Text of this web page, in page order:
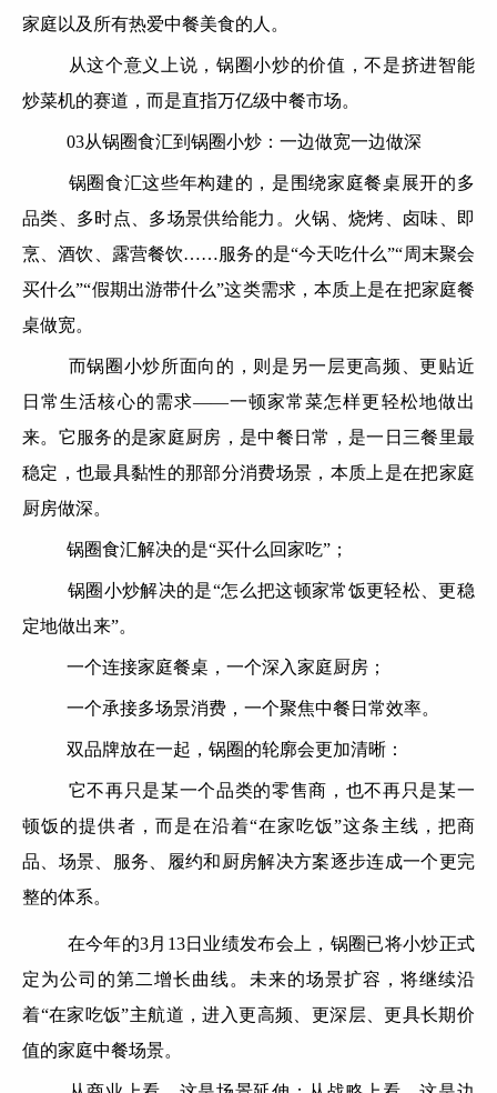
家庭以及所有热爱中餐美食的人。
从这个意义上说，锅圈小炒的价值，不是挤进智能
炒菜机的赛道，而是直指万亿级中餐市场。
03从锅圈食汇到锅圈小炒：一边做宽一边做深
锅圈食汇这些年构建的，是围绕家庭餐桌展开的多
品类、多时点、多场景供给能力。火锅、烧烤、卤味、即
烹、酒饮、露营餐饮……服务的是“今天吃什么”“周末聚会
买什么”“假期出游带什么”这类需求，本质上是在把家庭餐
桌做宽。
而锅圈小炒所面向的，则是另一层更高频、更贴近
日常生活核心的需求——一顿家常菜怎样更轻松地做出
来。它服务的是家庭厨房，是中餐日常，是一日三餐里最
稳定，也最具黏性的那部分消费场景，本质上是在把家庭
厨房做深。
锅圈食汇解决的是“买什么回家吃”；
锅圈小炒解决的是“怎么把这顿家常饭更轻松、更稳
定地做出来”。
一个连接家庭餐桌，一个深入家庭厨房；
一个承接多场景消费，一个聚焦中餐日常效率。
双品牌放在一起，锅圈的轮廓会更加清晰：
它不再只是某一个品类的零售商，也不再只是某一
顿饭的提供者，而是在沿着“在家吃饭”这条主线，把商
品、场景、服务、履约和厨房解决方案逐步连成一个更完
整的体系。
在今年的3月13日业绩发布会上，锅圈已将小炒正式
定为公司的第二增长曲线。未来的场景扩容，将继续沿
着“在家吃饭”主航道，进入更高频、更深层、更具长期价
值的家庭中餐场景。